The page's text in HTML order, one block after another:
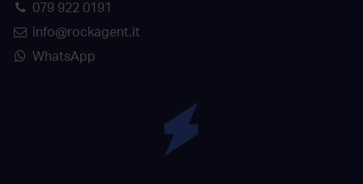
079 922 0191
info@rockagent.it
WhatsApp